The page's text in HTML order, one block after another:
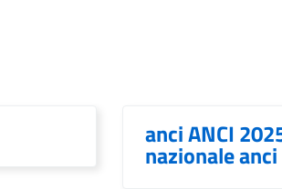
anci ANCI
nazionale anci